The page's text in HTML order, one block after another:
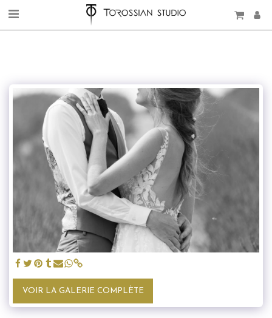
VOIR LA GALERIE COMPLÈTE